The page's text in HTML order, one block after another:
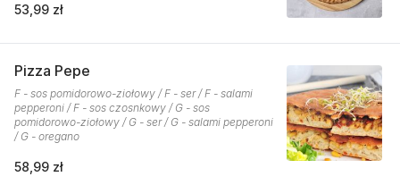
53,99 zł
Pizza Pepe
F - sos pomidorowo-ziołowy / F - ser / F - salami
pepperoni / F - sos czosnkowy / G - sos
pomidorowo-ziołowy / G - ser / G - salami pepperoni
/ G - oregano
58,99 zł